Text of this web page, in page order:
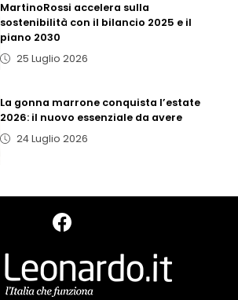
MartinoRossi accelera sulla
sostenibilità con il bilancio 2025 e il
piano 2030
25 Luglio 2026
La gonna marrone conquista l’estate
2026: il nuovo essenziale da avere
24 Luglio 2026